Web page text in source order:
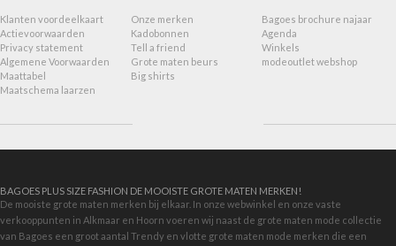
Klanten voordeelkaart
Actievoorwaarden
Privacy statement
Algemene Voorwaarden
Maattabel
Maatschema laarzen
Onze merken
Kadobonnen
Tell a friend
Grote maten beurs
Big shirts
Bagoes brochure najaar
Agenda
Winkels
modeoutlet webshop
BAGOES PLUS SIZE FASHION DE MOOISTE GROTE MATEN MERKEN!
De mooiste grote maten merken bij elkaar. In onze webwinkel en onze vaste
verkooppunten in Alkmaar en Hoorn voeren wij naast de grote maten mode collectie
van Bagoes een groot aantal Trendy en vlotte grote maten mode merken die een